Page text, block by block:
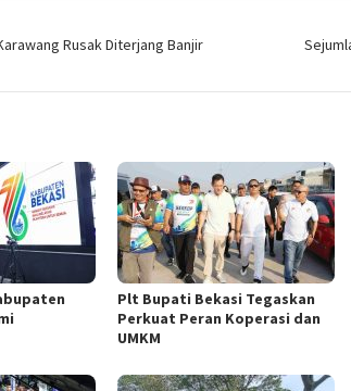
Rusak Diterjang Banjir
Plt Bupati Bekasi Tegaskan
Perkuat Peran Koperasi dan
UMKM